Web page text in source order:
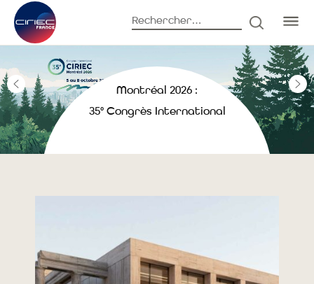
Rechercher :
Montréal 2026 :
35° Congrès International